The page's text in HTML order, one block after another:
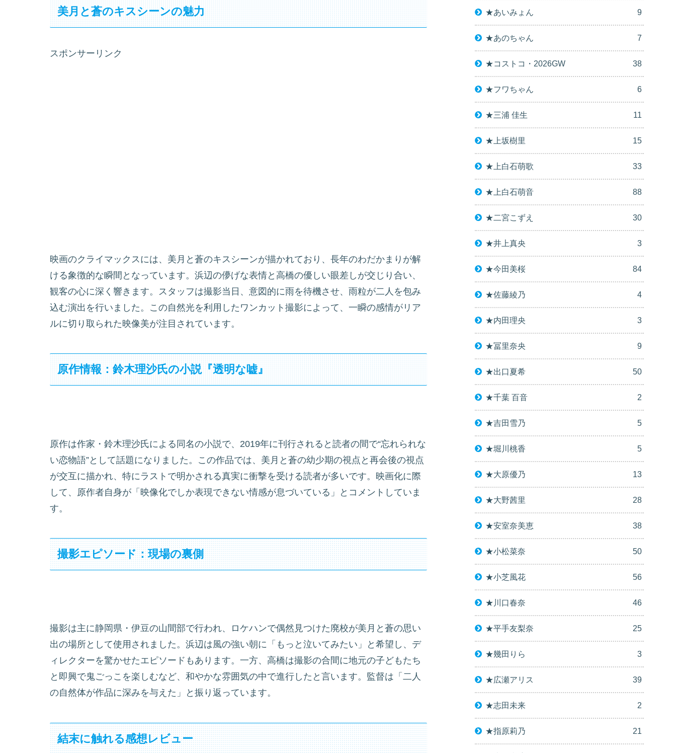
美月と蒼のキスシーンの魅力
スポンサーリンク
映画のクライマックスには、美月と蒼のキスシーンが描かれており、長年のわだかまりが解
ける象徴的な瞬間となっています。浜辺の儚げな表情と高橋の優しい眼差しが交じり合い、
観客の心に深く響きます。スタッフは撮影当日、意図的に雨を待機させ、雨粒が二人を包み
込む演出を行いました。この自然光を利用したワンカット撮影によって、一瞬の感情がリア
ルに切り取られた映像美が注目されています。
原作情報：鈴木理沙氏の小説『透明な嘘』
原作は作家・鈴木理沙氏による同名の小説で、2019年に刊行されると読者の間で“忘れられな
い恋物語”として話題になりました。この作品では、美月と蒼の幼少期の視点と再会後の視点
が交互に描かれ、特にラストで明かされる真実に衝撃を受ける読者が多いです。映画化に際
して、原作者自身が「映像化でしか表現できない情感が息づいている」とコメントしていま
す。
撮影エピソード：現場の裏側
撮影は主に静岡県・伊豆の山間部で行われ、ロケハンで偶然見つけた廃校が美月と蒼の思い
出の場所として使用されました。浜辺は風の強い朝に「もっと泣いてみたい」と希望し、デ
ィレクターを驚かせたエピソードもあります。一方、高橋は撮影の合間に地元の子どもたち
と即興で鬼ごっこを楽しむなど、和やかな雰囲気の中で進行したと言います。監督は「二人
の自然体が作品に深みを与えた」と振り返っています。
結末に触れる感想レビュー
★あいみょん 9
★あのちゃん 7
★コストコ・2026GW 38
★フワちゃん 6
★三浦 佳生 11
★上坂樹里 15
★上白石萌歌 33
★上白石萌音 88
★二宮こずえ 30
★井上真央 3
★今田美桜 84
★佐藤綾乃 4
★内田理央 3
★冨里奈央 9
★出口夏希 50
★千葉 百音 2
★吉田雪乃 5
★堀川桃香 5
★大原優乃 13
★大野茜里 28
★安室奈美恵 38
★小松菜奈 50
★小芝風花 56
★川口春奈 46
★平手友梨奈 25
★幾田りら 3
★広瀬アリス 39
★志田未来 2
★指原莉乃 21